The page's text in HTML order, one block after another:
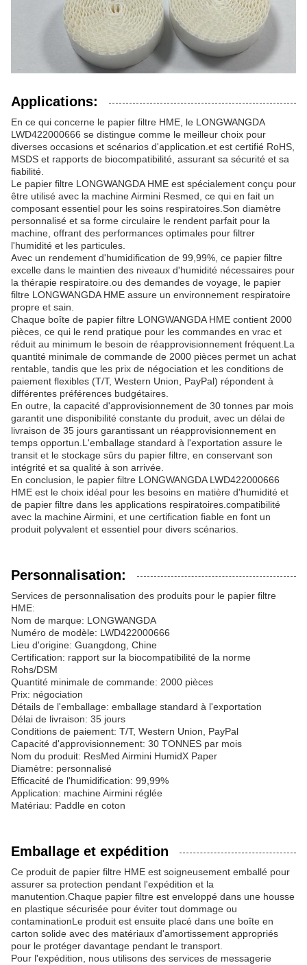
Applications:
En ce qui concerne le papier filtre HME, le LONGWANGDA
LWD422000666 se distingue comme le meilleur choix pour
diverses occasions et scénarios d'application.et est certifié RoHS,
MSDS et rapports de biocompatibilité, assurant sa sécurité et sa
fiabilité.
Le papier filtre LONGWANGDA HME est spécialement conçu pour
être utilisé avec la machine Airmini Resmed, ce qui en fait un
composant essentiel pour les soins respiratoires.Son diamètre
personnalisé et sa forme circulaire le rendent parfait pour la
machine, offrant des performances optimales pour filtrer
l'humidité et les particules.
Avec un rendement d'humidification de 99,99%, ce papier filtre
excelle dans le maintien des niveaux d'humidité nécessaires pour
la thérapie respiratoire.ou des demandes de voyage, le papier
filtre LONGWANGDA HME assure un environnement respiratoire
propre et sain.
Chaque boîte de papier filtre LONGWANGDA HME contient 2000
pièces, ce qui le rend pratique pour les commandes en vrac et
réduit au minimum le besoin de réapprovisionnement fréquent.La
quantité minimale de commande de 2000 pièces permet un achat
rentable, tandis que les prix de négociation et les conditions de
paiement flexibles (T/T, Western Union, PayPal) répondent à
différentes préférences budgétaires.
En outre, la capacité d'approvisionnement de 30 tonnes par mois
garantit une disponibilité constante du produit, avec un délai de
livraison de 35 jours garantissant un réapprovisionnement en
temps opportun.L'emballage standard à l'exportation assure le
transit et le stockage sûrs du papier filtre, en conservant son
intégrité et sa qualité à son arrivée.
En conclusion, le papier filtre LONGWANGDA LWD422000666
HME est le choix idéal pour les besoins en matière d'humidité et
de papier filtre dans les applications respiratoires.compatibilité
avec la machine Airmini, et une certification fiable en font un
produit polyvalent et essentiel pour divers scénarios.
Personnalisation:
Services de personnalisation des produits pour le papier filtre
HME:
Nom de marque: LONGWANGDA
Numéro de modèle: LWD422000666
Lieu d'origine: Guangdong, Chine
Certification: rapport sur la biocompatibilité de la norme
Rohs/DSM
Quantité minimale de commande: 2000 pièces
Prix: négociation
Détails de l'emballage: emballage standard à l'exportation
Délai de livraison: 35 jours
Conditions de paiement: T/T, Western Union, PayPal
Capacité d'approvisionnement: 30 TONNES par mois
Nom du produit: ResMed Airmini HumidX Paper
Diamètre: personnalisé
Efficacité de l'humidification: 99,99%
Application: machine Airmini réglée
Matériau: Paddle en coton
Emballage et expédition
Ce produit de papier filtre HME est soigneusement emballé pour
assurer sa protection pendant l'expédition et la
manutention.Chaque papier filtre est enveloppé dans une housse
en plastique sécurisée pour éviter tout dommage ou
contaminationLe produit est ensuite placé dans une boîte en
carton solide avec des matériaux d'amortissement appropriés
pour le protéger davantage pendant le transport.
Pour l'expédition, nous utilisons des services de messagerie